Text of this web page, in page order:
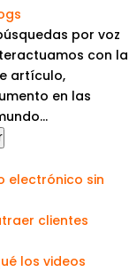
por voz
con la
artículo,
en las
electrónico sin
clientes
los videos